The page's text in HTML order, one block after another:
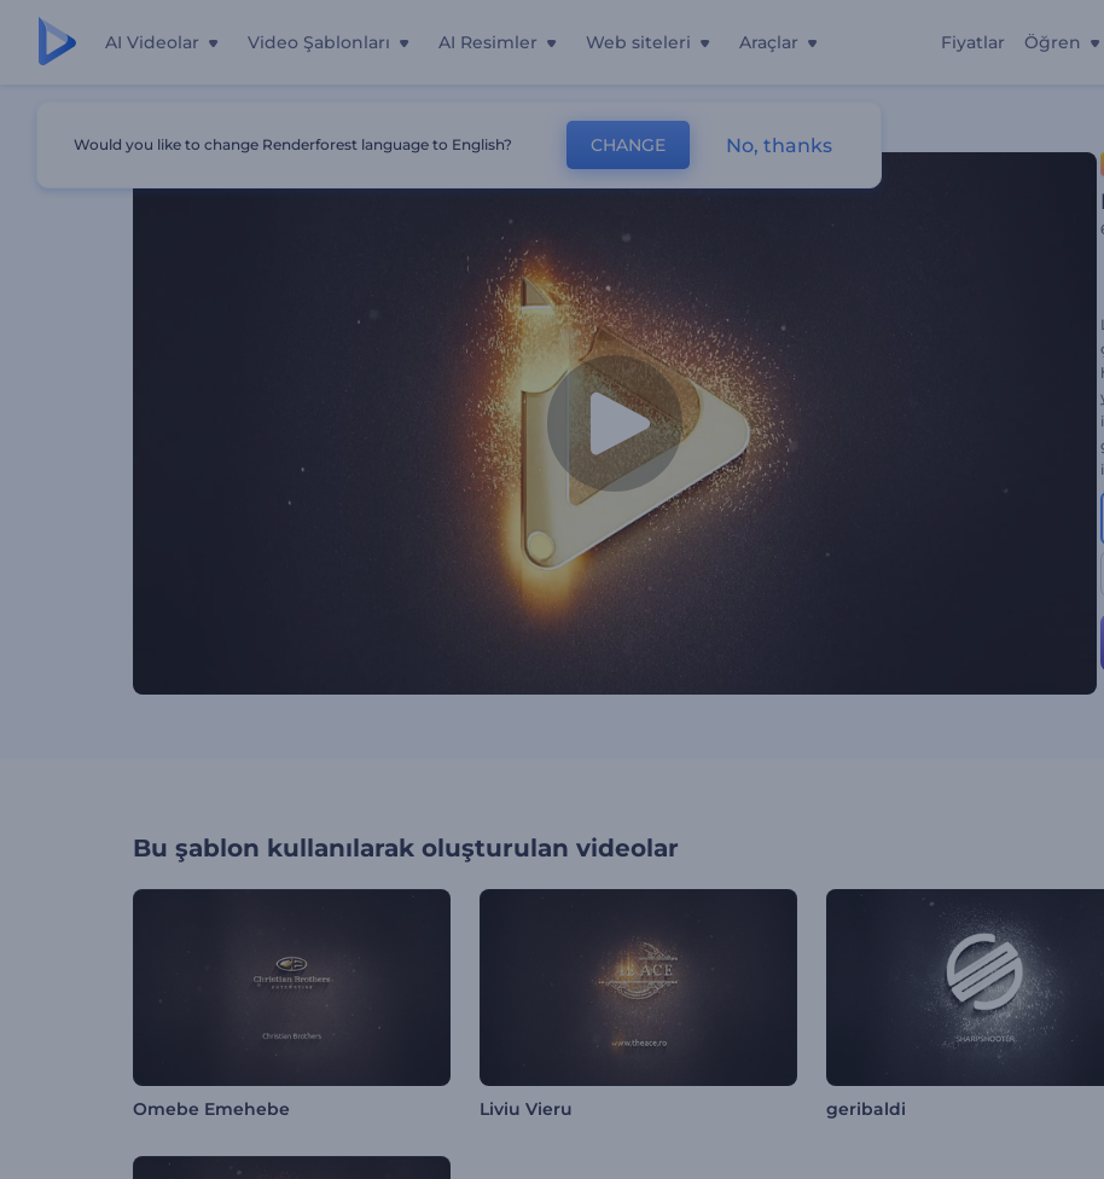
AI Videolar Video Şablonları AI Resimler Web siteleri Araçlar Fiyatlar Öğren
Bu şablon kullanılarak oluşturulan videolar
Omebe Emehebe Liviu Vieru geribaldi
Would you like to change Renderforest language to English? CHANGE No, thanks